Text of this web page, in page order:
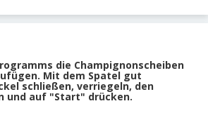
die Champignonscheiben
Mit dem Spatel gut
schließen, verriegeln, den
und auf "Start" drücken.